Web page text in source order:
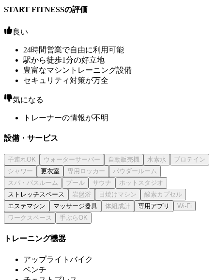
START FITNESSの評価
良い
24時間営業で自由に利用可能
駅から徒歩1分の好立地
豊富なマシントレーニング設備
セキュリティ対策が万全
気になる
トレーナーの情報が不明
設備・サービス
更衣室
ストレッチスペース
エステマシン
マッサージ器具 専用アプリ
トレーニング機器
アップライトバイク
ベンチ